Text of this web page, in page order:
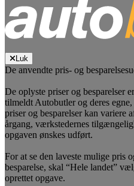
Luk
De anvendte pris- og
De oplyste priser og besparelser
tilmeldt Autobutler og deres
priser og besparelser kan
årgang, værkstedernes
opgaven ønskes udført.
For at se den laveste mulige pris
besparelse, skal “Hele landet”
oprettet opgave.